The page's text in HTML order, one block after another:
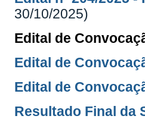
30/10/2025)
Edital de
Edital de
Edital de
Resultado Final da